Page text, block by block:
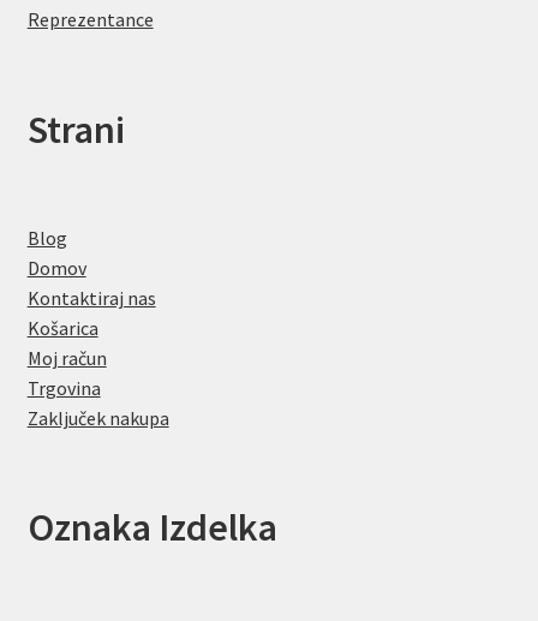
Reprezentance
Strani
Blog
Domov
Kontaktiraj nas
Košarica
Moj račun
Trgovina
Zaključek nakupa
Oznaka Izdelka